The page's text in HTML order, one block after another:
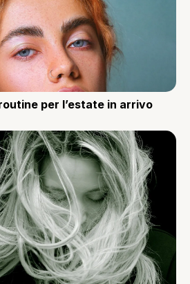
per l’estate in arrivo